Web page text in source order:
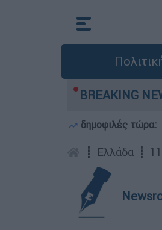
BREAKING
από τη μεγάλη φωτιά τη
δημοφιλές τώρα:
┋ Ελλάδα ┋